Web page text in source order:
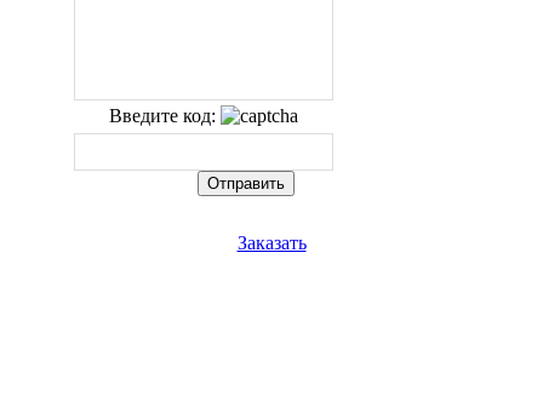
Введите код:
Заказать